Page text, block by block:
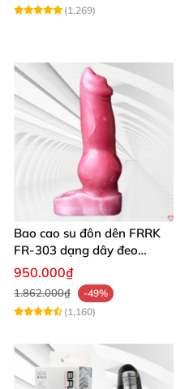
(1,269)
Bao cao su đôn dên FRRK
FR‑303 dạng dây đeo
silicon y tế
950.000₫
1.862.000₫
-49%
(1,160)